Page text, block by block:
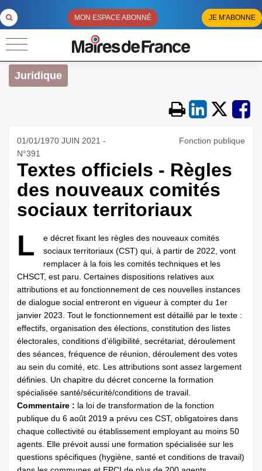
MON ESPACE ABONNÉ JE M'ABONNE
Juridique
01/01/1970 JUIN 2021 -
N°391
Fonction publique
Textes officiels - Règles
des nouveaux comités
sociaux territoriaux
L
e décret fixant les règles des nouveaux comités
sociaux territoriaux (CST) qui, à partir de 2022, vont
remplacer à la fois les comités techniques et les
CHSCT, est paru. Certaines dispositions relatives aux
attributions et au fonctionnement de ces nouvelles instances
de dialogue social entreront en vigueur à compter du 1er
janvier 2023. Tout le fonctionnement est détaillé par le texte :
effectifs, organisation des élections, constitution des listes
électorales, conditions d’éligibilité, secrétariat, déroulement
des séances, fréquence de réunion, déroulement des votes
au sein du comité, etc. Les attributions sont assez largement
définies. Un chapitre du décret concerne la formation
spécialisée santé/sécurité/conditions de travail.
Commentaire : la loi de transformation de la fonction
publique du 6 août 2019 a prévu ces CST, obligatoires dans
chaque collectivité ou établissement employant au moins 50
agents. Elle prévoit aussi une formation spécialisée sur les
questions spécifiques (hygiène, santé et conditions de travail)